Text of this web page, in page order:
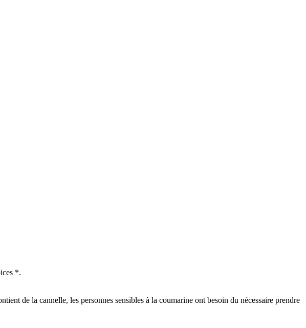
*.
de la cannelle, les personnes sensibles à la coumarine ont besoin du nécessaire prendre